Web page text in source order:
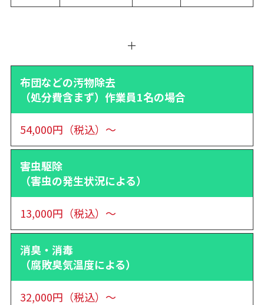
＋
布団などの汚物除去
（処分費含まず）作業員1名の場合
54,000円（税込）～
害虫駆除
（害虫の発生状況による）
13,000円（税込）～
消臭・消毒
（腐敗臭気温度による）
32,000円（税込）～